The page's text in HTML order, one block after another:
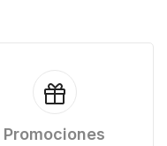
Promociones